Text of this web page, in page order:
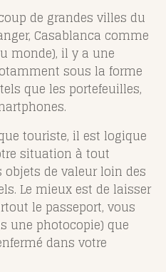
de grandes villes du
Casablanca comme
monde), il y a une
sous la forme
que les portefeuilles,
touriste, il est logique
situation à tout
de valeur loin des
Le mieux est de laisser
le passeport, vous
une photocopie) que
dans votre